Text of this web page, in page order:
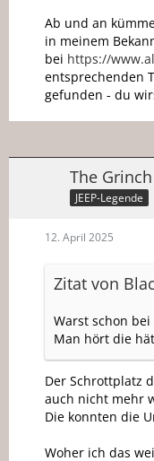
Ab und an
in meinem
bei https://
entsprechenden
gefunden - du
The Grinch
JEEP-Legende
12. April 2025
Zitat von
Warst schon
Man hört die
Der Schrottplatz
auch nicht mehr
Die konnten die
Woher ich das